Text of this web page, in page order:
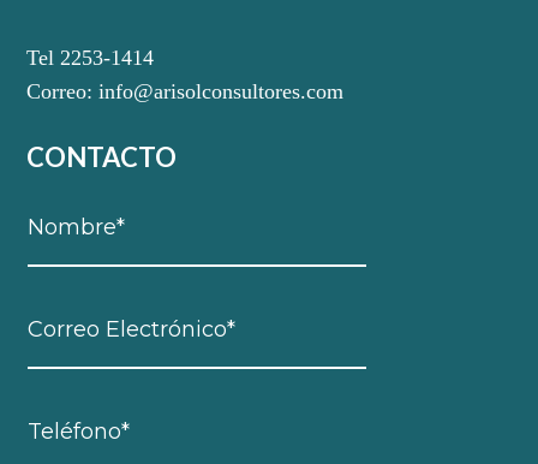
Tel 2253-1414
Correo:info@arisolconsultores.com
CONTACTO